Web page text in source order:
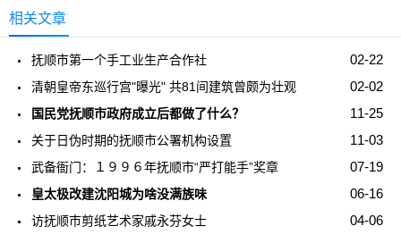
相关文章
02-22
抚顺市第一个手工业生产合作社
02-02
清朝皇帝东巡行宫"曝光" 共81间建筑曾颇为壮观
11-25
国民党抚顺市政府成立后都做了什么？
11-03
关于日伪时期的抚顺市公署机构设置
07-19
武备衙门：１９９６年抚顺市“严打能手”奖章
06-16
皇太极改建沈阳城为啥没满族味
04-06
访抚顺市剪纸艺术家戚永芬女士